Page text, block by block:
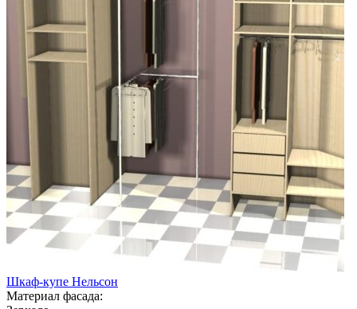
Шкаф-купе Нельсон
Материал фасада: